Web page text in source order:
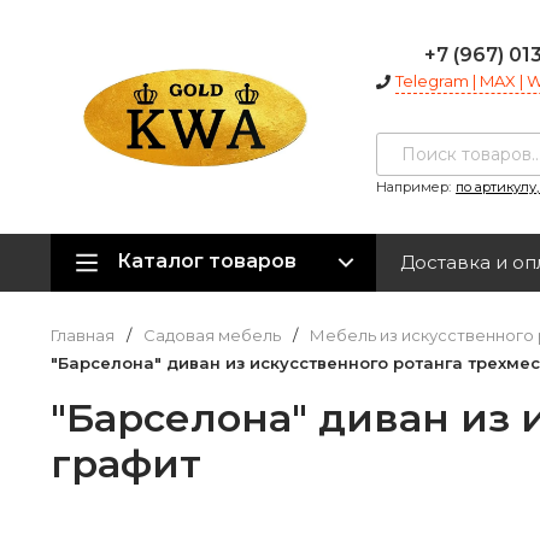
+7 (967)
Telegram | MAX |
Например: по
Каталог товаров Доставка и
Главная / Садовая мебель /
Мебель из искусственного
"Барселона" диван из искусственного ротанга
"Барселона" диван из
графит